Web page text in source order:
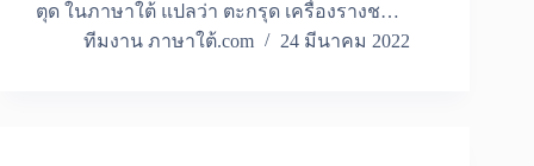
ตุด ในภาษาใต้ แปลว่า ตะกรุด เครื่องรางช…
ทีมงาน ภาษาใต้.com
24 มีนาคม 2022